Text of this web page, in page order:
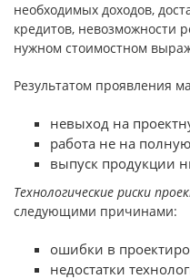
необходимых доходов,
кредитов, невозможности
нужном стоимостном
Результатом проявления
невыход на
работа не на
выпуск продукции
Технологические риски
следующими причинами:
ошибки в
недостатки